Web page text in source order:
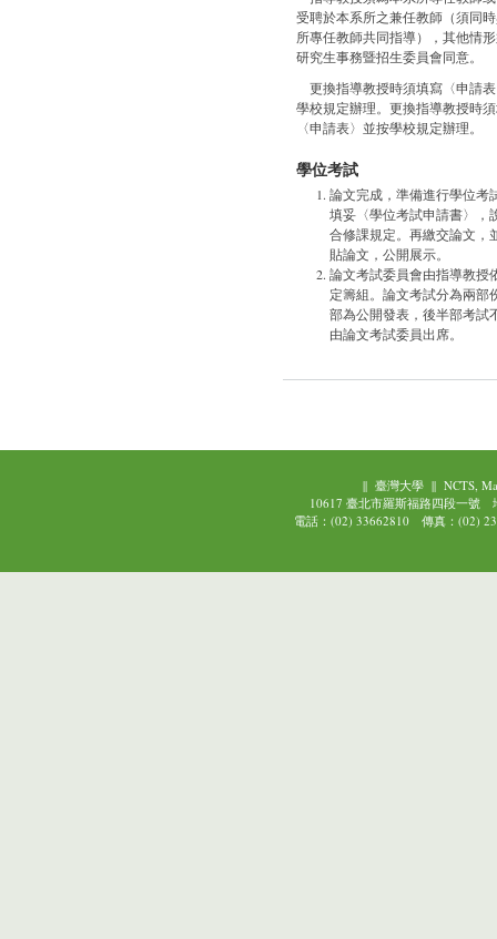
受聘於本系所之兼任教師（須同
所專任教師共同指導），其他情
研究生事務暨招生委員會同意。
更換指導教授時須填寫〈申請
學校規定辦理。更換指導教授時
〈申請表〉並按學校規定辦理。
學位考試
論文完成，準備進行學位考
填妥〈學位考試申請書〉，
合修課規定。再繳交論文，
貼論文，公開展示。
論文考試委員會由指導教授
定籌組。論文考試分為兩部
部為公開發表，後半部考試
由論文考試委員出席。
|| 臺灣大學|| NCTS,
10617 臺北市羅斯福路四段一號
電話：(02) 33662810 傳真：(02)